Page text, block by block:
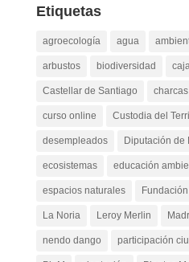
Etiquetas
agroecología agua
arbustos biodiversidad
Castellar de Santiago charcas
curso online Custodia del
desempleados Diputación de
ecosistemas educación
espacios naturales
La Noria Leroy Merlin
nendo dango participación